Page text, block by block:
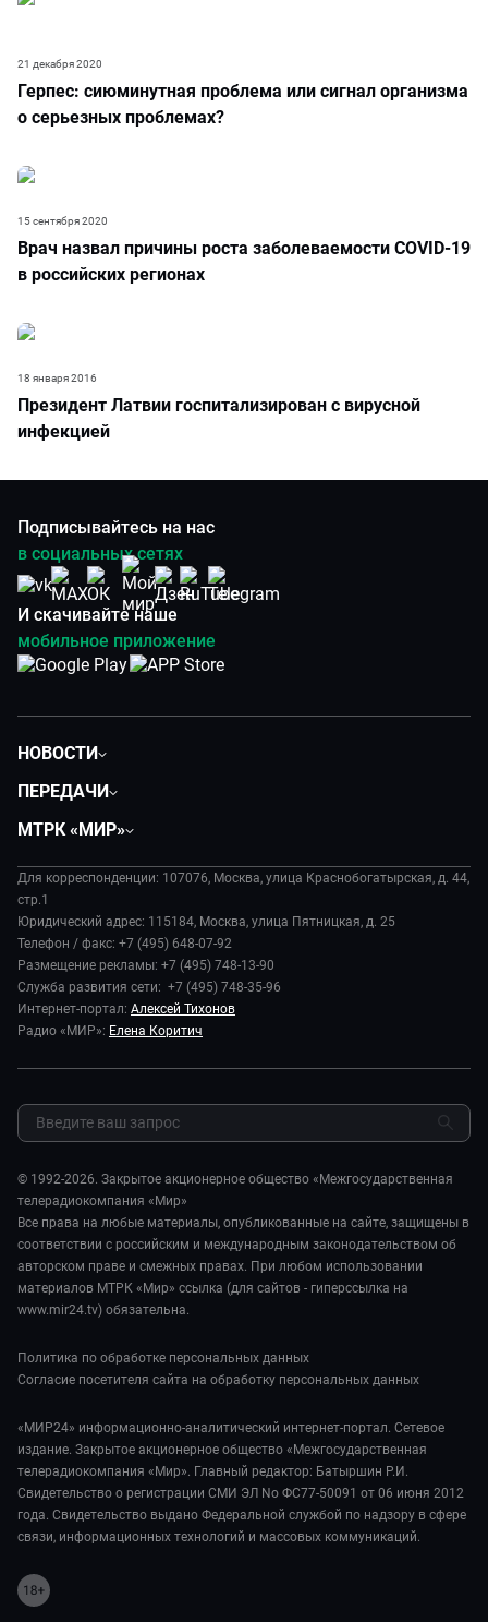
Герпес: сиюминутная проблема или сигнал организма
о серьезных проблемах?
21 декабря 2020
Врач назвал причины роста заболеваемости COVID-19
в российских регионах
15 сентября 2020
Президент Латвии госпитализирован с вирусной
инфекцией
18 января 2016
Подписывайтесь на нас
в социальных сетях
И скачивайте наше
мобильное приложение
НОВОСТИ
Экономика
Происшествия
В содружестве
В мире
Наука и технологии
Здоровье и медицина
Спорт
Шоу-бизнес
Стиль жизни
Сад и огород
ПЕРЕДАЧИ
Дела судебные
Диктор делает
Игра в кино
Игра в кино. Мультфильмы
Исторический детектив
Миллион за 5 минут
Мировое соглашение
Предварительный диагноз
Пять причин поехать в...
МТРК «МИР»
История
Руководство
Новости компании
Пресса о нас
Карьера
Реклама
Закупки и тендеры
Обратная связь
Для корреспонденции: 107076, Москва, улица Краснобогатырская, д. 44,
стр.1
Юридический адрес: 115184, Москва, улица Пятницкая, д. 25
Телефон / факс: +7 (495) 648-07-92
Размещение рекламы: +7 (495) 748-13-90
Служба развития сети: +7 (495) 748-35-96
Интернет-портал: Алексей Тихонов
Радио «МИР»: Елена Коритич
© 1992-2026. Закрытое акционерное общество «Межгосударственная
телерадиокомпания «Мир»
Все права на любые материалы, опубликованные на сайте, защищены в
соответствии с российским и международным законодательством об
авторском праве и смежных правах. При любом использовании
материалов МТРК «Мир» ссылка (для сайтов - гиперссылка на
www.mir24.tv) обязательна.
Политика по обработке персональных данных
Согласие посетителя сайта на обработку персональных данных
«МИР24» информационно-аналитический интернет-портал. Сетевое
издание. Закрытое акционерное общество «Межгосударственная
телерадиокомпания «Мир». Главный редактор: Батыршин Р.И.
Свидетельство о регистрации СМИ ЭЛ No ФС77-50091 от 06 июня 2012
года. Свидетельство выдано Федеральной службой по надзору в сфере
связи, информационных технологий и массовых коммуникаций.